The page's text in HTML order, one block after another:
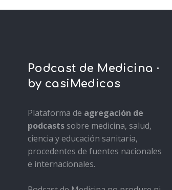
Podcast de Medicina ·
by casiMedicos
Plataforma de agregación de
podcastssobre medicina, salud,
ciencia y educación sanitaria,
procedentes de fuentes nacionales
e internacionales.